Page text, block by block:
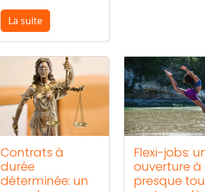
La suite
Contrats à
durée
déterminée: un
Flexi-jobs:
ouverture à
presque